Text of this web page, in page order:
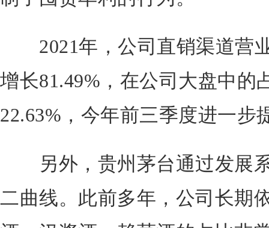
2021年，公司直销渠道营业
增长81.49%，在公司大盘中的
22.63%，今年前三季度进一步
另外，贵州茅台通过发展
二曲线。此前多年，公司长期